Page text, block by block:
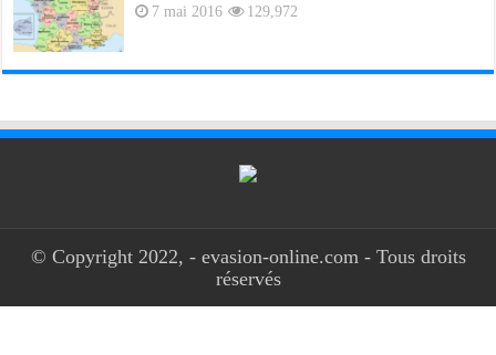
7 mai 2016 129,972
© Copyright 2022, - evasion-online.com - Tous droits
réservés